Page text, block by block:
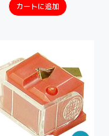
カートに追加